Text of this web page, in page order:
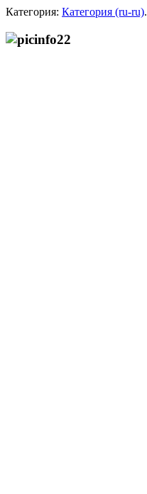
Категория: Категория (ru-ru).